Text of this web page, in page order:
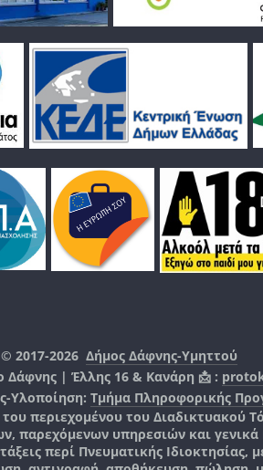
2017-2026 Δήμος Δάφνης-Υμηττού
Δάφνης | Έλλης 16 & Κανάρη 📩 :
Υλοποίηση: Τμήμα Πληροφορικής
του περιεχομένου του
παρεχόμενων υπηρεσιών και γενικά
περί Πνευματικής